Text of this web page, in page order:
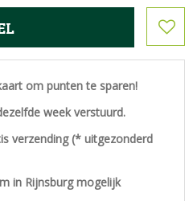
om punten te sparen!
week verstuurd.
verzending (* uitgezonderd
in Rijnsburg mogelijk